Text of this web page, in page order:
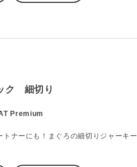
ク 細切り
Premium
トナーにも！まぐろの細切りジャーキー